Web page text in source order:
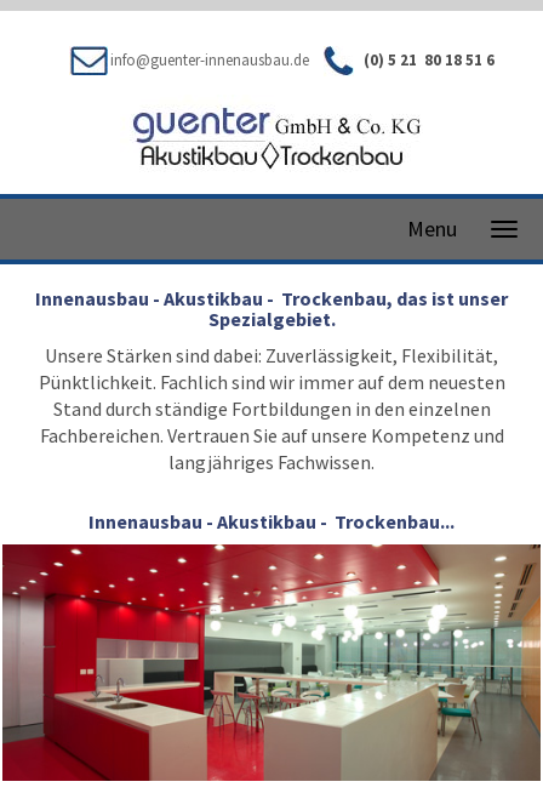
info@guenter-innenausbau.de (0) 5 21 80 18 51 6
Menu
Innenausbau - Akustikbau - Trockenbau, das ist unser
Spezialgebiet.
Unsere Stärken sind dabei: Zuverlässigkeit, Flexibilität,
Pünktlichkeit. Fachlich sind wir immer auf dem neuesten
Stand durch ständige Fortbildungen in den einzelnen
Fachbereichen. Vertrauen Sie auf unsere Kompetenz und
langjähriges Fachwissen.
Innenausbau - Akustikbau - Trockenbau...